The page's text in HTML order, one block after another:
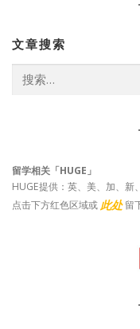
文章搜索
索：
留学相关「HUGE」
HUGE提供：英、美、加、新
点击下方红色区域或 此处 留